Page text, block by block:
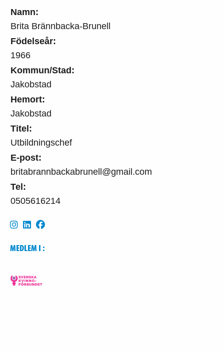
Namn:
Brita Brännbacka-Brunell
Födelseår:
1966
Kommun/Stad:
Jakobstad
Hemort:
Jakobstad
Titel:
Utbildningschef
E-post:
britabrannbackabrunell@gmail.com
Tel:
0505616214
MEDLEM I :